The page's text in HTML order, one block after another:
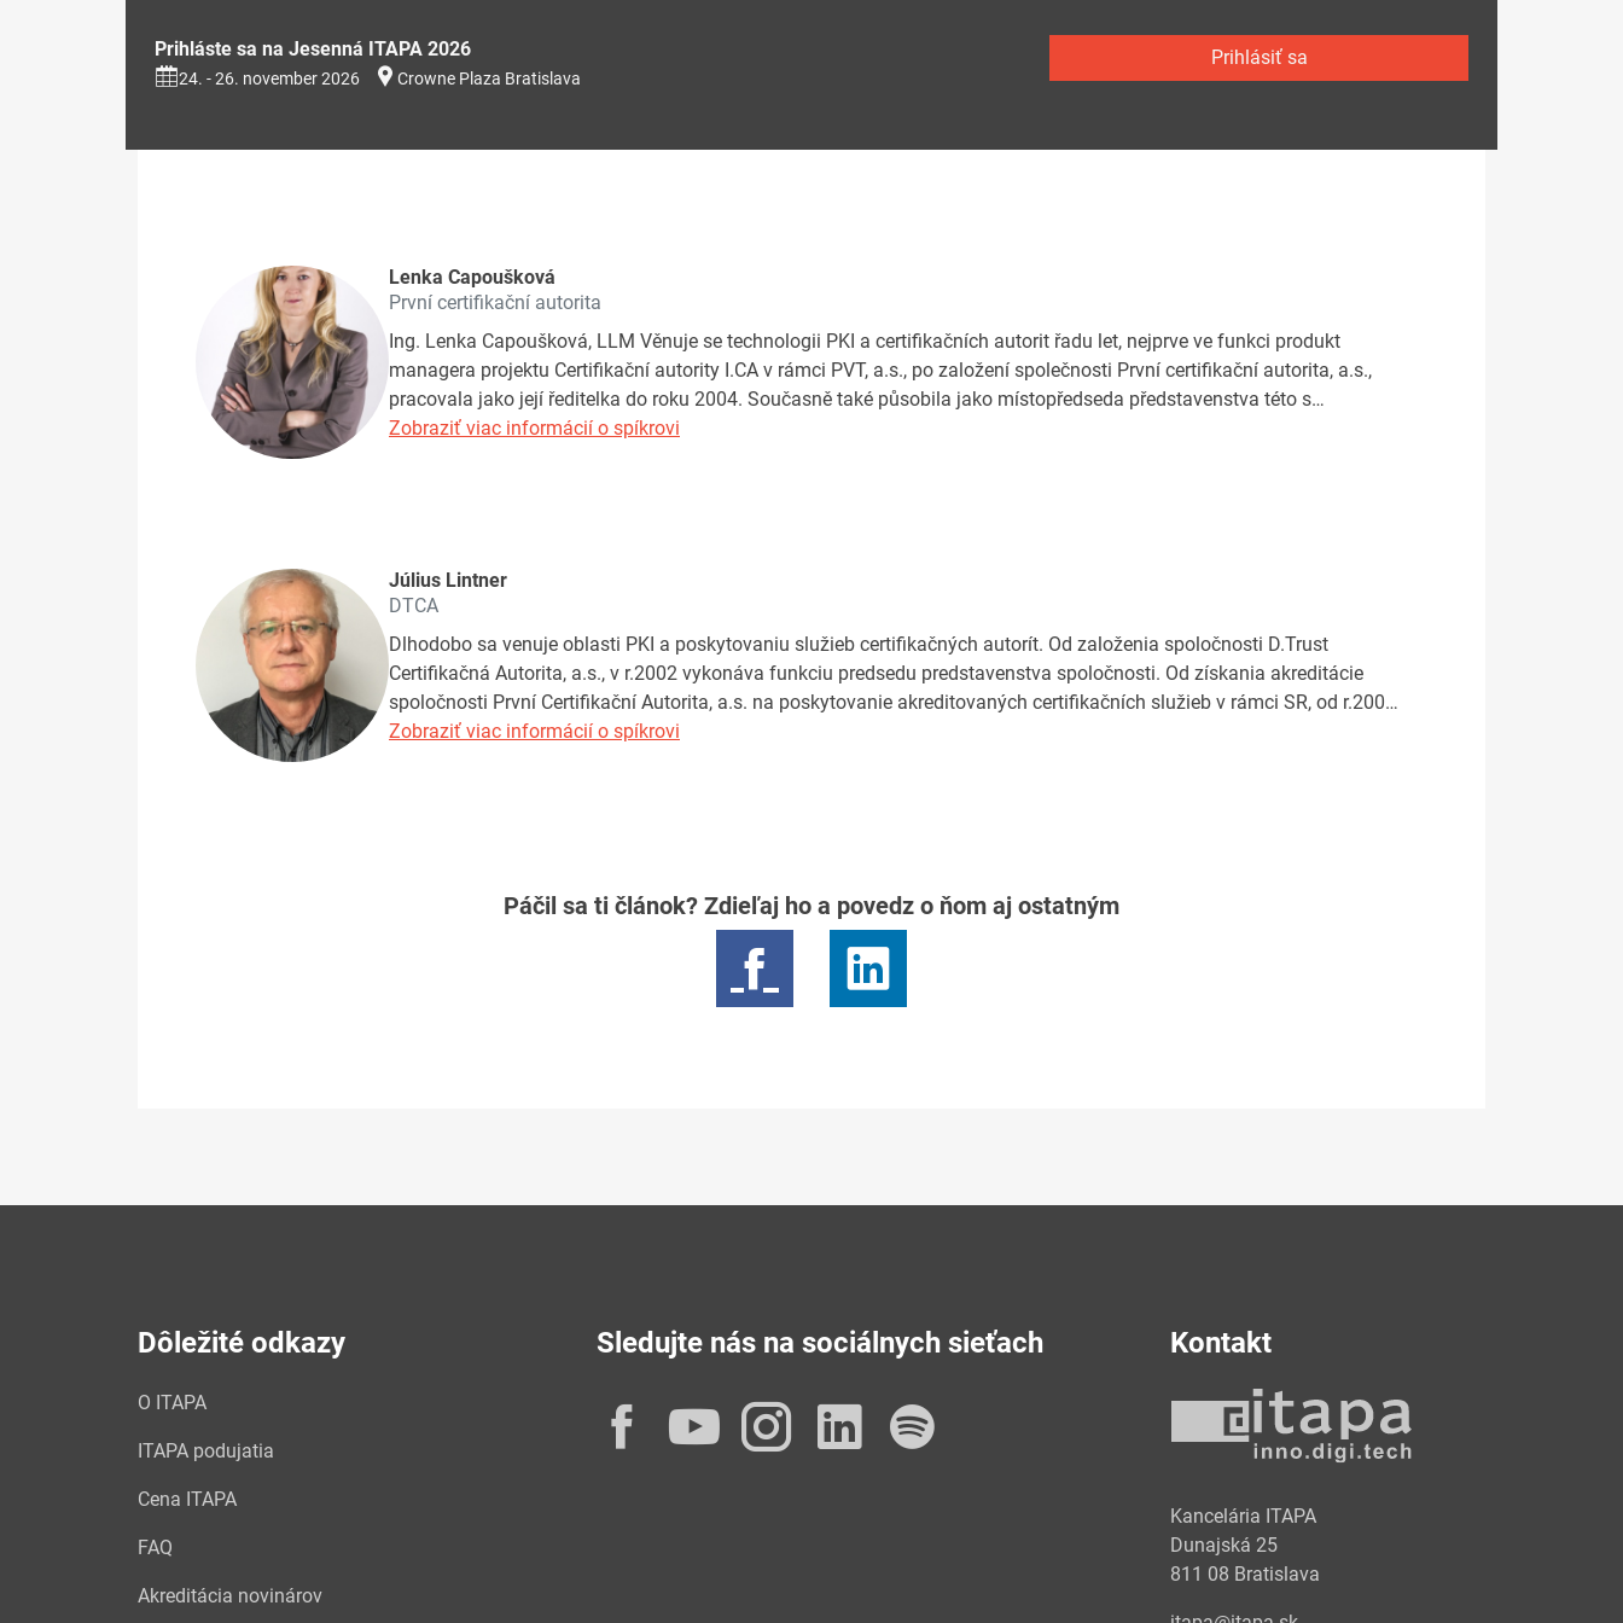
Prihláste sa na Jesenná ITAPA 2026
24. - 26. november 2026 Crowne Plaza Bratislava
Prihlásiť sa
Lenka Capoušková
První certifikační autorita
Ing. Lenka Capoušková, LLM Věnuje se technologii PKI a certifikačních autorit řadu let, nejprve ve funkci produkt
managera projektu Certifikační autority I.CA v rámci PVT, a.s., po založení společnosti První certifikační autorita, a.s.,
pracovala jako její ředitelka do roku 2004. Současně také působila jako místopředseda představenstva této s…
Zobraziť viac informácií o spíkrovi
Július Lintner
DTCA
Dlhodobo sa venuje oblasti PKI a poskytovaniu služieb certifikačných autorít. Od založenia spoločnosti D.Trust
Certifikačná Autorita, a.s., v r.2002 vykonáva funkciu predsedu predstavenstva spoločnosti. Od získania akreditácie
spoločnosti První Certifikační Autorita, a.s. na poskytovanie akreditovaných certifikačních služieb v rámci SR, od r.200…
Zobraziť viac informácií o spíkrovi
Páčil sa ti článok? Zdieľaj ho a povedz o ňom aj ostatným
Dôležité odkazy
O ITAPA
ITAPA podujatia
Cena ITAPA
FAQ
Akreditácia novinárov
Sledujte nás na sociálnych sieťach
Facebook
YouTube
Instagram
LinkedIn
Kontakt
Kancelária ITAPA
Dunajská 25
811 08 Bratislava